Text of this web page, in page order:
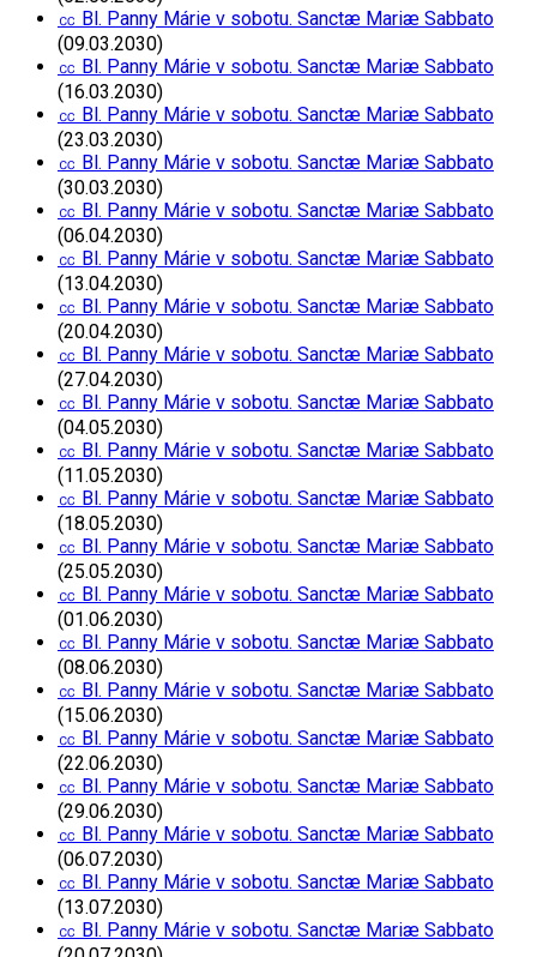
㏄ Bl. Panny Márie v sobotu. Sanctæ Mariæ Sabbato
(09.03.2030)
㏄ Bl. Panny Márie v sobotu. Sanctæ Mariæ Sabbato
(16.03.2030)
㏄ Bl. Panny Márie v sobotu. Sanctæ Mariæ Sabbato
(23.03.2030)
㏄ Bl. Panny Márie v sobotu. Sanctæ Mariæ Sabbato
(30.03.2030)
㏄ Bl. Panny Márie v sobotu. Sanctæ Mariæ Sabbato
(06.04.2030)
㏄ Bl. Panny Márie v sobotu. Sanctæ Mariæ Sabbato
(13.04.2030)
㏄ Bl. Panny Márie v sobotu. Sanctæ Mariæ Sabbato
(20.04.2030)
㏄ Bl. Panny Márie v sobotu. Sanctæ Mariæ Sabbato
(27.04.2030)
㏄ Bl. Panny Márie v sobotu. Sanctæ Mariæ Sabbato
(04.05.2030)
㏄ Bl. Panny Márie v sobotu. Sanctæ Mariæ Sabbato
(11.05.2030)
㏄ Bl. Panny Márie v sobotu. Sanctæ Mariæ Sabbato
(18.05.2030)
㏄ Bl. Panny Márie v sobotu. Sanctæ Mariæ Sabbato
(25.05.2030)
㏄ Bl. Panny Márie v sobotu. Sanctæ Mariæ Sabbato
(01.06.2030)
㏄ Bl. Panny Márie v sobotu. Sanctæ Mariæ Sabbato
(08.06.2030)
㏄ Bl. Panny Márie v sobotu. Sanctæ Mariæ Sabbato
(15.06.2030)
㏄ Bl. Panny Márie v sobotu. Sanctæ Mariæ Sabbato
(22.06.2030)
㏄ Bl. Panny Márie v sobotu. Sanctæ Mariæ Sabbato
(29.06.2030)
㏄ Bl. Panny Márie v sobotu. Sanctæ Mariæ Sabbato
(06.07.2030)
㏄ Bl. Panny Márie v sobotu. Sanctæ Mariæ Sabbato
(13.07.2030)
㏄ Bl. Panny Márie v sobotu. Sanctæ Mariæ Sabbato